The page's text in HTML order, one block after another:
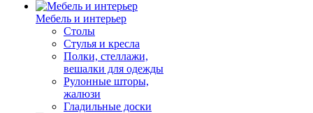
Мебель и интерьер
Столы
Стулья и кресла
Полки, стеллажи,
вешалки для одежды
Рулонные шторы,
жалюзи
Гладильные доски